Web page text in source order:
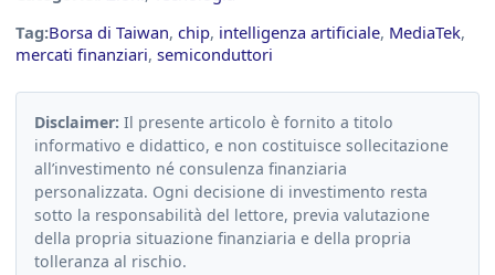
Tag:Borsa di Taiwan, chip, intelligenza artificiale, MediaTek,
mercati finanziari, semiconduttori
Disclaimer: Il presente articolo è fornito a titolo
informativo e didattico, e non costituisce sollecitazione
all’investimento né consulenza finanziaria
personalizzata. Ogni decisione di investimento resta
sotto la responsabilità del lettore, previa valutazione
della propria situazione finanziaria e della propria
tolleranza al rischio.